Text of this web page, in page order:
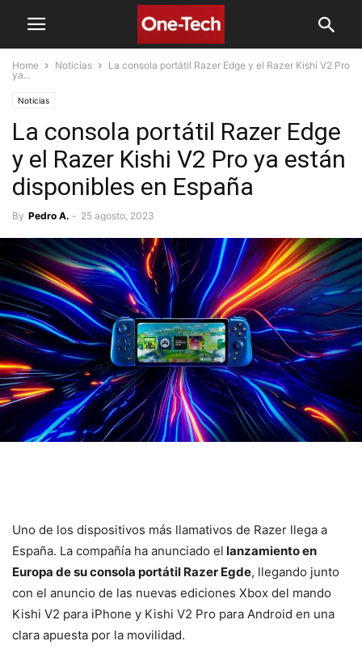
Home Noticias
La consola portátil Razer Edge y el Razer Kishi V2 Pro
ya...
Noticias
La consola portátil Razer Edge
y el Razer Kishi V2 Pro ya están
disponibles en España
By Pedro A. - 25 agosto, 2023
Uno de los dispositivos más llamativos de Razer llega a
España. La compañía ha anunciado el lanzamiento en
Europa de su consola portátil Razer Egde, llegando junto
con el anuncio de las nuevas ediciones Xbox del mando
Kishi V2 para iPhone y Kishi V2 Pro para Android en una
clara apuesta por la movilidad.